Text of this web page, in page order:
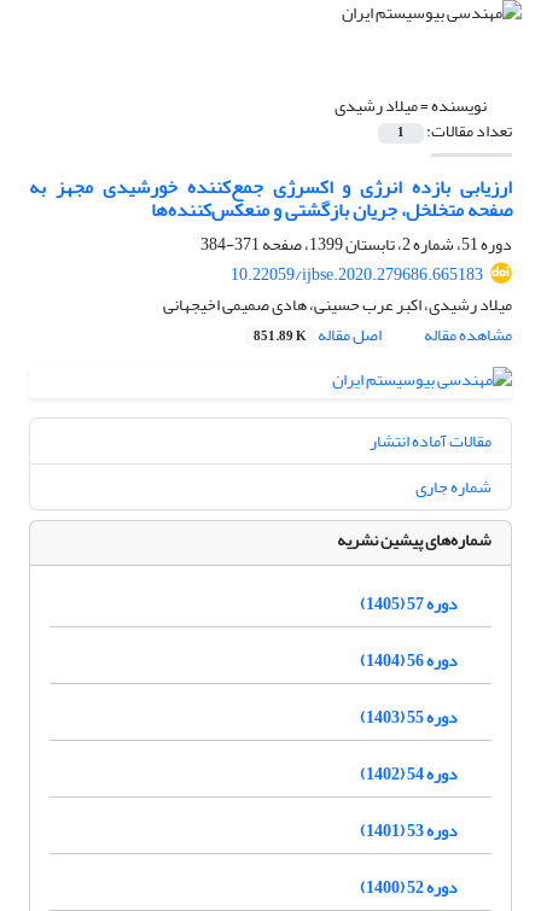
نویسنده =میلاد رشیدی
تعداد مقالات: 1
ارزیابی بازده انرژی و اکسرژی جمع‌کننده خورشیدی مجهز به
صفحه متخلخل، جریان بازگشتی و منعکس‌کننده‌ها
دوره 51، شماره 2، تابستان 1399، صفحه
371-384
10.22059/ijbse.2020.279686.665183
میلاد رشیدی، اکبر عرب حسینی، هادی صمیمی اخیجهانی
مشاهده مقاله
اصل مقاله 851.89 K
مقالات آماده انتشار
شماره جاری
شماره‌های پیشین نشریه
دوره 57 (1405)
دوره 56 (1404)
دوره 55 (1403)
دوره 54 (1402)
دوره 53 (1401)
دوره 52 (1400)